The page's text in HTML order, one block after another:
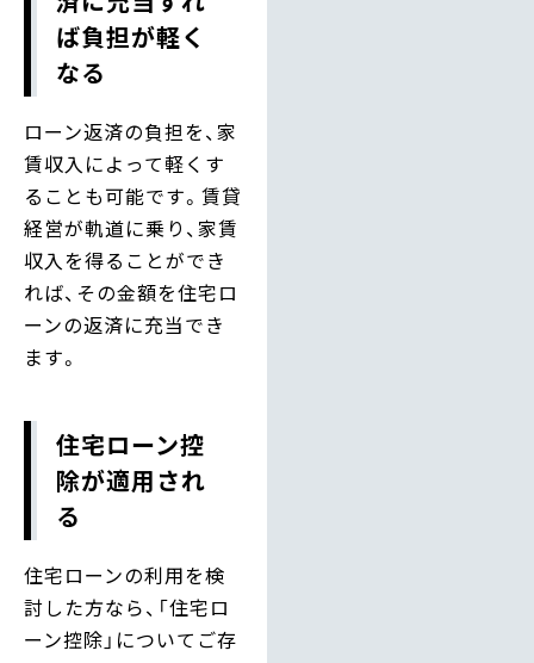
ば負担が軽く
なる
ローン返済の負担を、家
賃収入によって軽くす
ることも可能です。賃貸
経営が軌道に乗り、家賃
収入を得ることができ
れば、その金額を住宅ロ
ーンの返済に充当でき
ます。
住宅ローン控
除が適用され
る
住宅ローンの利用を検
討した方なら、「住宅ロ
ーン控除」についてご存